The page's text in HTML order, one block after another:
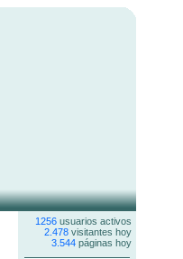
1256 usuarios activos
2.478 visitantes hoy
3.544 páginas hoy